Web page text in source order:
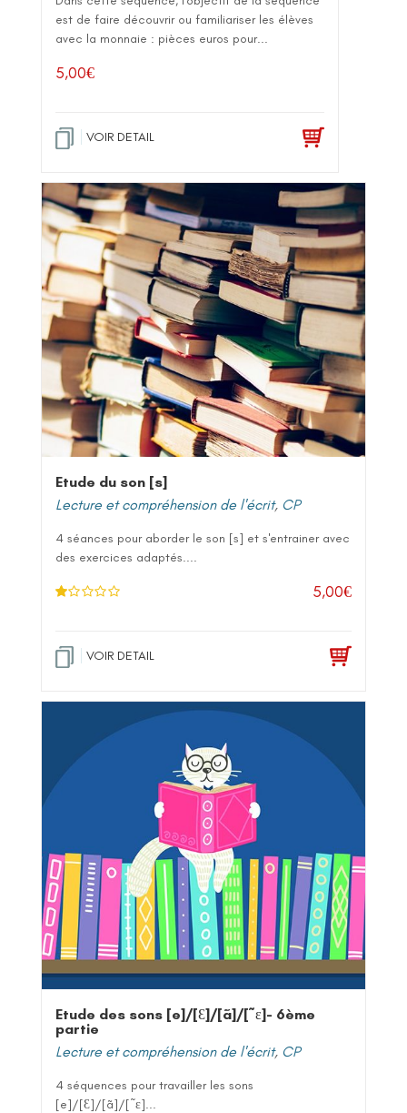
est de faire découvrir ou familiariser les élèves
avec la monnaie : pièces euros pour...
5,00€
VOIR DETAIL
Etude du son [s]
Lecture et compréhension de l'écrit, CP
4 séances pour aborder le son [s] et s'entrainer avec
des exercices adaptés....
.0
5,00€
VOIR DETAIL
Etude des sons [e]/[Ɛ]/[ã]/[˜ε]- 6ème
partie
Lecture et compréhension de l'écrit, CP
4 séquences pour travailler les sons
[e]/[Ɛ]/[ã]/[˜ε]...